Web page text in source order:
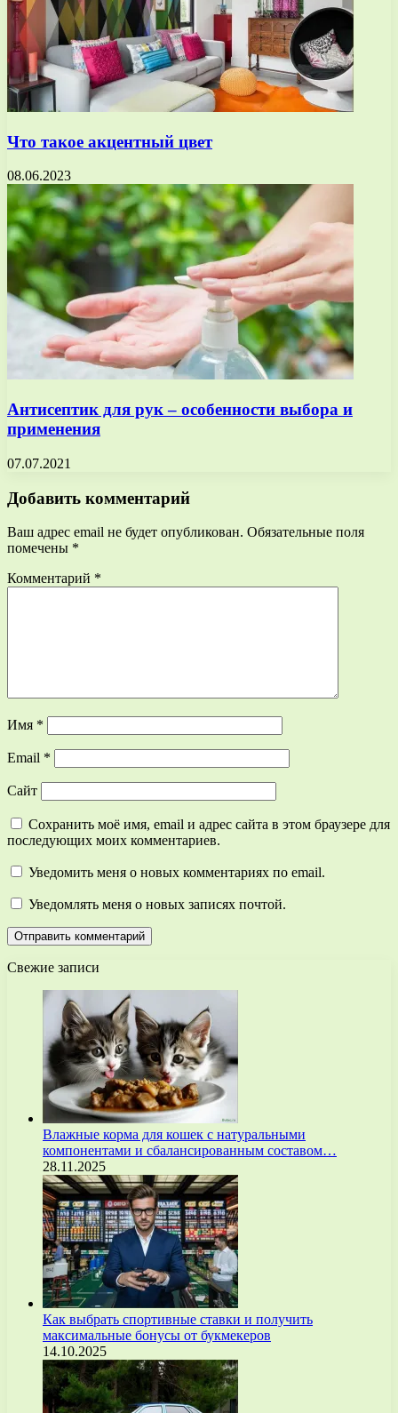
Что такое акцентный цвет
08.06.2023
Антисептик для рук – особенности выбора и
применения
07.07.2021
Добавить комментарий
Ваш адрес email не будет опубликован. Обязательные поля
помечены *
Комментарий *
Имя *
Email *
Сайт
Сохранить моё имя, email и адрес сайта в этом браузере для
последующих моих комментариев.
Уведомить меня о новых комментариях по email.
Уведомлять меня о новых записях почтой.
Свежие записи
Влажные корма для кошек с натуральными
компонентами и сбалансированным составом…
28.11.2025
Как выбрать спортивные ставки и получить
максимальные бонусы от букмекеров
14.10.2025